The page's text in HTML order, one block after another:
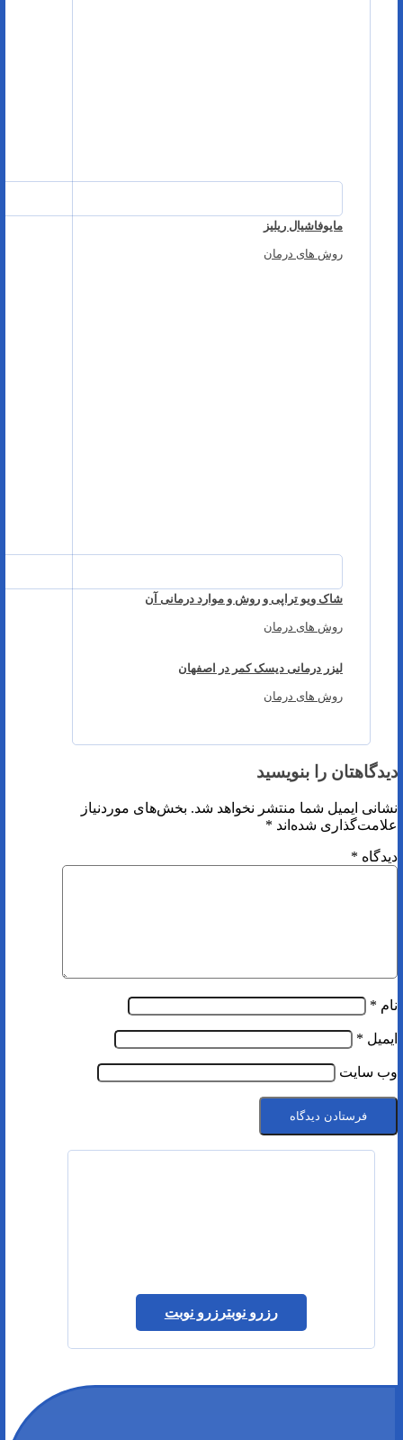
مایوفاشیال ریلیز
روش های درمان
شاک ویو تراپی و روش و موارد درمانی آن
روش های درمان
لیزر درمانی دیسک کمر در اصفهان
روش های درمان
دیدگاهتان را بنویسید
نشانی ایمیل شما منتشر نخواهد شد. بخش‌های موردنیاز
علامت‌گذاری شده‌اند *
دیدگاه *
نام *
ایمیل *
وب‌ سایت
رزرو نوبترزرو نوبت